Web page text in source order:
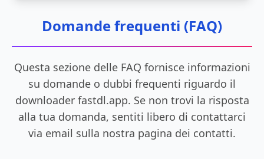
Domande frequenti (FAQ)
Questa sezione delle FAQ fornisce informazioni
su domande o dubbi frequenti riguardo il
downloader fastdl.app. Se non trovi la risposta
alla tua domanda, sentiti libero di contattarci
via email sulla nostra pagina dei contatti.